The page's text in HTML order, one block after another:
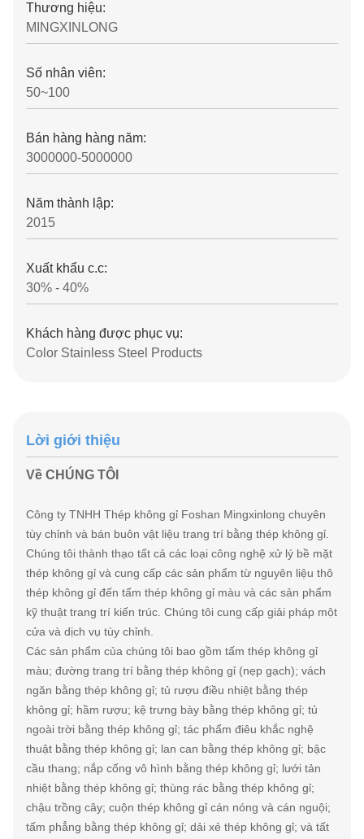
Thương hiệu:
MINGXINLONG
Số nhân viên:
50~100
Bán hàng hàng năm:
3000000-5000000
Năm thành lập:
2015
Xuất khẩu c.c:
30% - 40%
Khách hàng được phục vụ:
Color Stainless Steel Products
Lời giới thiệu
Về CHÚNG TÔI
Công ty TNHH Thép không gỉ Foshan Mingxinlong chuyên
tùy chỉnh và bán buôn vật liệu trang trí bằng thép không gỉ.
Chúng tôi thành thạo tất cả các loại công nghệ xử lý bề mặt
thép không gỉ và cung cấp các sản phẩm từ nguyên liệu thô
thép không gỉ đến tấm thép không gỉ màu và các sản phẩm
kỹ thuật trang trí kiến ​​trúc. Chúng tôi cung cấp giải pháp một
cửa và dịch vụ tùy chỉnh.
Các sản phẩm của chúng tôi bao gồm tấm thép không gỉ
màu; đường trang trí bằng thép không gỉ (nẹp gạch); vách
ngăn bằng thép không gỉ; tủ rượu điều nhiệt bằng thép
không gỉ; hầm rượu; kệ trưng bày bằng thép không gỉ; tủ
ngoài trời bằng thép không gỉ; tác phẩm điêu khắc nghệ
thuật bằng thép không gỉ; lan can bằng thép không gỉ; bậc
cầu thang; nắp cống vô hình bằng thép không gỉ; lưới tản
nhiệt bằng thép không gỉ; thùng rác bằng thép không gỉ;
chậu trồng cây; cuộn thép không gỉ cán nóng và cán nguội;
tấm phẳng bằng thép không gỉ; dải xẻ thép không gỉ; và tất